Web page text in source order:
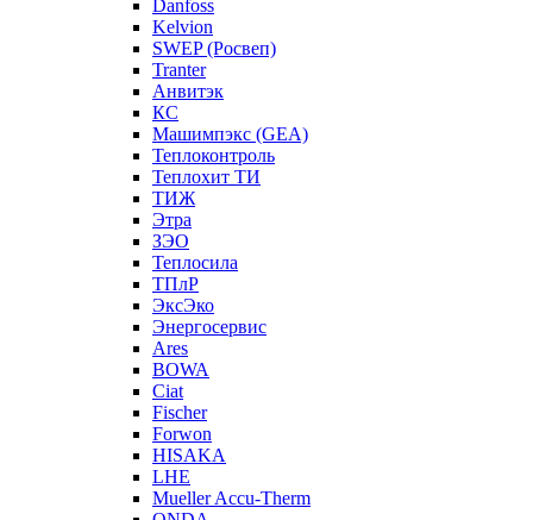
Danfoss
Kelvion
SWEP (Росвеп)
Tranter
Анвитэк
КС
Машимпэкс (GEA)
Теплоконтроль
Теплохит ТИ
ТИЖ
Этра
ЗЭО
Теплосила
ТПлР
ЭксЭко
Энергосервис
Ares
BOWA
Ciat
Fischer
Forwon
HISAKA
LHE
Mueller Accu-Therm